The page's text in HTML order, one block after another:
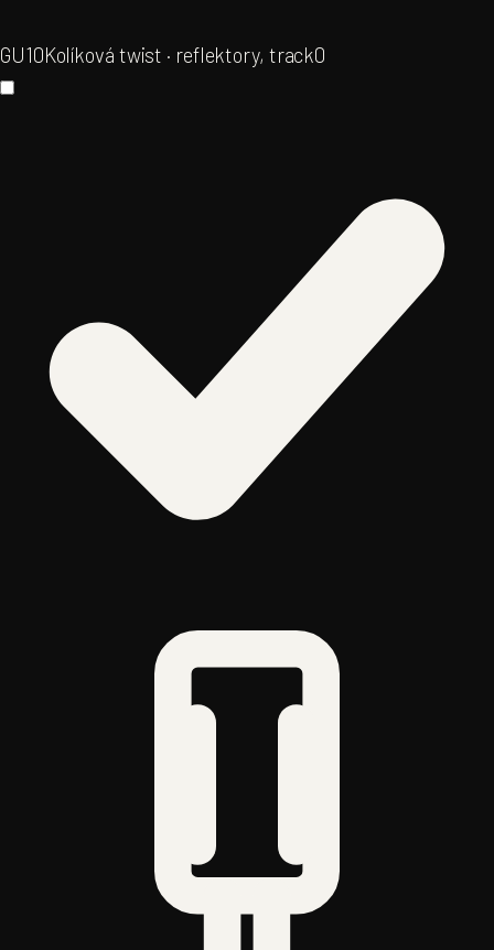
GU10Kolíková twist · reflektory, track0